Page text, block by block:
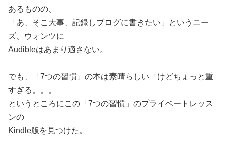
あるものの、
「あ、そこ大事、記録しブログに書きたい」というニー
ズ、ウォンツに
Audibleはあまり適さない。
でも、「7つの習慣」の本は素晴らしい「けどちょっと重
すぎる。。。
というところにこの「7つの習慣」のプライベートレッス
ンの
Kindle版を見つけた。